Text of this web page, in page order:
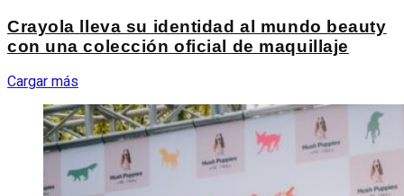
Crayola lleva su identidad al mundo beauty
con una colección oficial de maquillaje
Cargar más